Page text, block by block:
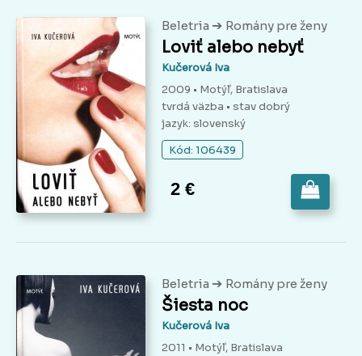
Beletria ➔ Romány pre ženy
Loviť alebo nebyť
Kučerová Iva
2009 • Motýľ, Bratislava
tvrdá väzba • stav dobrý
jazyk: slovenský
Kód: 106439
2 €
Beletria ➔ Romány pre ženy
Šiesta noc
Kučerová Iva
2011 • Motýľ, Bratislava